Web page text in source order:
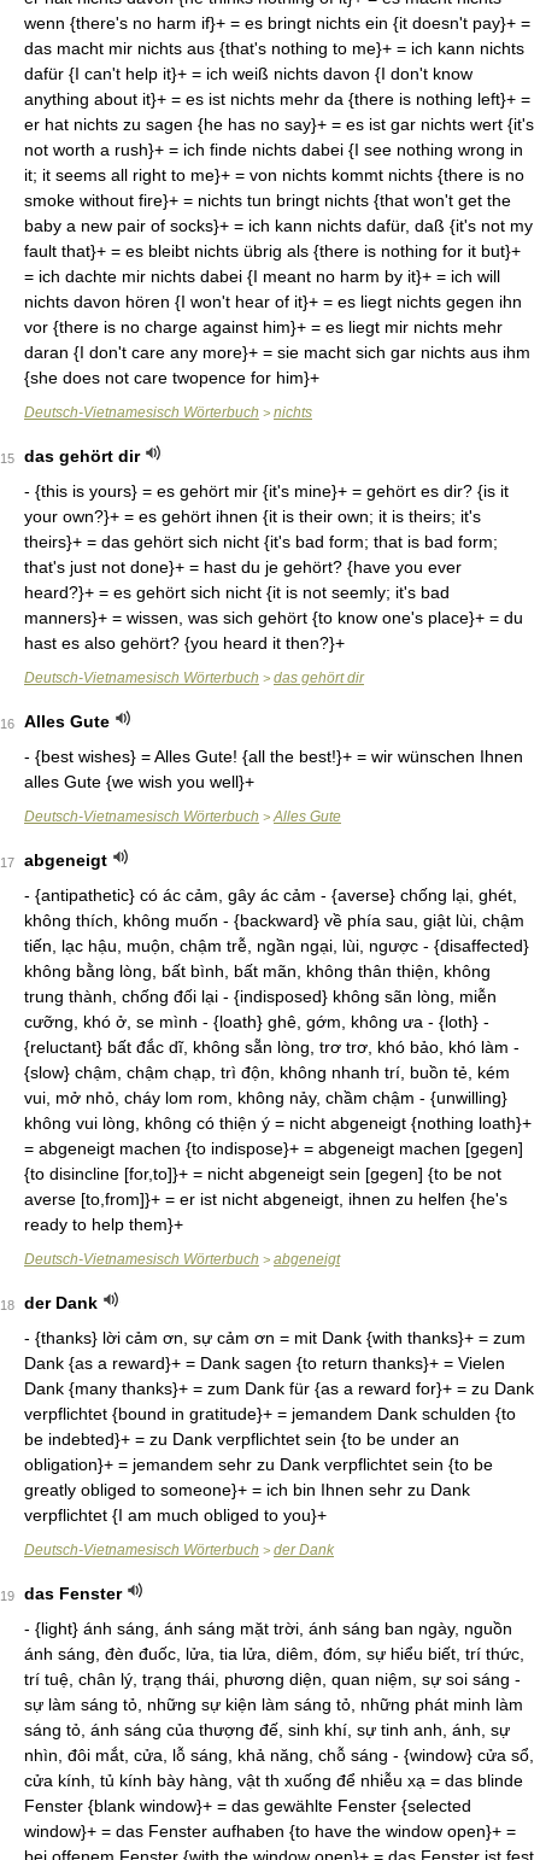
wenn {there's no harm if}+ = es bringt nichts ein {it doesn't pay}+ =
das macht mir nichts aus {that's nothing to me}+ = ich kann nichts
dafür {I can't help it}+ = ich weiß nichts davon {I don't know
anything about it}+ = es ist nichts mehr da {there is nothing left}+ =
er hat nichts zu sagen {he has no say}+ = es ist gar nichts wert {it's
not worth a rush}+ = ich finde nichts dabei {I see nothing wrong in
it; it seems all right to me}+ = von nichts kommt nichts {there is no
smoke without fire}+ = nichts tun bringt nichts {that won't get the
baby a new pair of socks}+ = ich kann nichts dafür, daß {it's not my
fault that}+ = es bleibt nichts übrig als {there is nothing for it but}+
= ich dachte mir nichts dabei {I meant no harm by it}+ = ich will
nichts davon hören {I won't hear of it}+ = es liegt nichts gegen ihn
vor {there is no charge against him}+ = es liegt mir nichts mehr
daran {I don't care any more}+ = sie macht sich gar nichts aus ihm
{she does not care twopence for him}+
Deutsch-Vietnamesisch Wörterbuch > nichts
15
das gehört dir
- {this is yours} = es gehört mir {it's mine}+ = gehört es dir? {is it
your own?}+ = es gehört ihnen {it is their own; it is theirs; it's
theirs}+ = das gehört sich nicht {it's bad form; that is bad form;
that's just not done}+ = hast du je gehört? {have you ever
heard?}+ = es gehört sich nicht {it is not seemly; it's bad
manners}+ = wissen, was sich gehört {to know one's place}+ = du
hast es also gehört? {you heard it then?}+
Deutsch-Vietnamesisch Wörterbuch > das gehört dir
16
Alles Gute
- {best wishes} = Alles Gute! {all the best!}+ = wir wünschen Ihnen
alles Gute {we wish you well}+
Deutsch-Vietnamesisch Wörterbuch > Alles Gute
17
abgeneigt
- {antipathetic} có ác cảm, gây ác cảm - {averse} chống lại, ghét,
không thích, không muốn - {backward} về phía sau, giật lùi, chậm
tiến, lạc hậu, muộn, chậm trễ, ngần ngại, lùi, ngược - {disaffected}
không bằng lòng, bất bình, bất mãn, không thân thiện, không
trung thành, chống đối lại - {indisposed} không sãn lòng, miễn
cưỡng, khó ở, se mình - {loath} ghê, gớm, không ưa - {loth} -
{reluctant} bất đắc dĩ, không sẵn lòng, trơ trơ, khó bảo, khó làm -
{slow} chậm, chậm chạp, trì độn, không nhanh trí, buồn tẻ, kém
vui, mở nhỏ, cháy lom rom, không nảy, chầm chậm - {unwilling}
không vui lòng, không có thiện ý = nicht abgeneigt {nothing loath}+
= abgeneigt machen {to indispose}+ = abgeneigt machen [gegen]
{to disincline [for,to]}+ = nicht abgeneigt sein [gegen] {to be not
averse [to,from]}+ = er ist nicht abgeneigt, ihnen zu helfen {he's
ready to help them}+
Deutsch-Vietnamesisch Wörterbuch > abgeneigt
18
der Dank
- {thanks} lời cảm ơn, sự cảm ơn = mit Dank {with thanks}+ = zum
Dank {as a reward}+ = Dank sagen {to return thanks}+ = Vielen
Dank {many thanks}+ = zum Dank für {as a reward for}+ = zu Dank
verpflichtet {bound in gratitude}+ = jemandem Dank schulden {to
be indebted}+ = zu Dank verpflichtet sein {to be under an
obligation}+ = jemandem sehr zu Dank verpflichtet sein {to be
greatly obliged to someone}+ = ich bin Ihnen sehr zu Dank
verpflichtet {I am much obliged to you}+
Deutsch-Vietnamesisch Wörterbuch > der Dank
19
das Fenster
- {light} ánh sáng, ánh sáng mặt trời, ánh sáng ban ngày, nguồn
ánh sáng, đèn đuốc, lửa, tia lửa, diêm, đóm, sự hiểu biết, trí thức,
trí tuệ, chân lý, trạng thái, phương diện, quan niệm, sự soi sáng -
sự làm sáng tỏ, những sự kiện làm sáng tỏ, những phát minh làm
sáng tỏ, ánh sáng của thượng đế, sinh khí, sự tinh anh, ánh, sự
nhìn, đôi mắt, cửa, lỗ sáng, khả năng, chỗ sáng - {window} cửa sổ,
cửa kính, tủ kính bày hàng, vật th xuống để nhiễu xạ = das blinde
Fenster {blank window}+ = das gewählte Fenster {selected
window}+ = das Fenster aufhaben {to have the window open}+ =